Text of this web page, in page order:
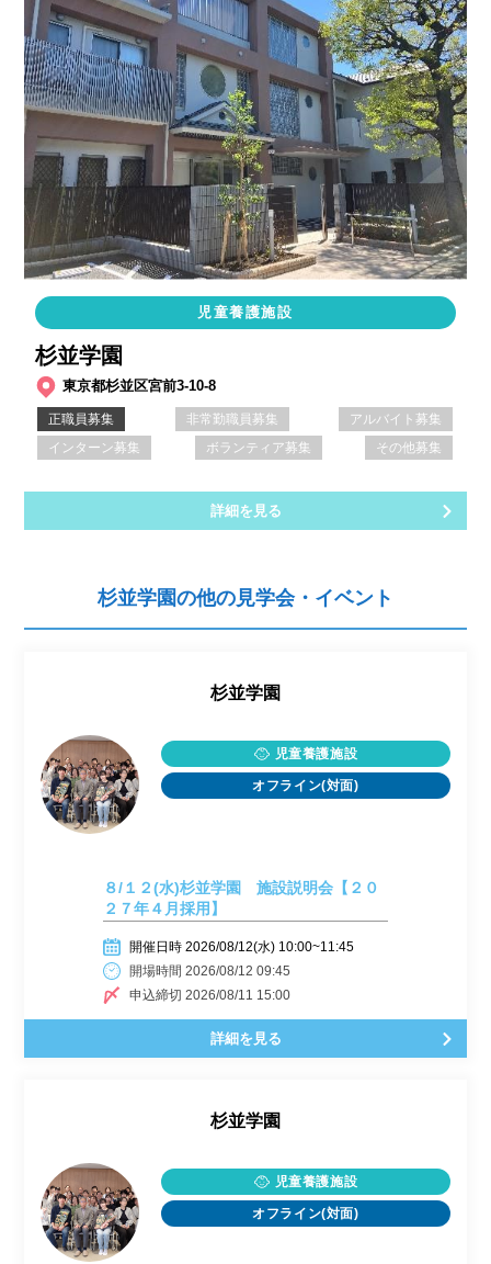
児童養護施設
杉並学園
東京都杉並区宮前3-10-8
正職員募集 非常勤職員募集
アルバイト募集
インターン募集
ボランティア募集 その他募集
詳細を見る
杉並学園の他の見学会・イベント
杉並学園
児童養護施設
オフライン(対面)
８/１２(水)杉並学園 施設説明会【２０
２７年４月採用】
開催日時 2026/08/12(水) 10:00~11:45
開場時間 2026/08/12 09:45
申込締切 2026/08/11 15:00
詳細を見る
杉並学園
児童養護施設
オフライン(対面)